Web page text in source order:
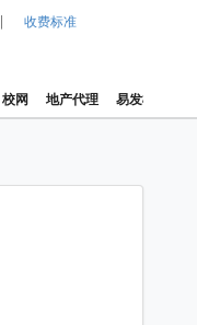
| 收费标准
校网 地产代理 易发楼价指数